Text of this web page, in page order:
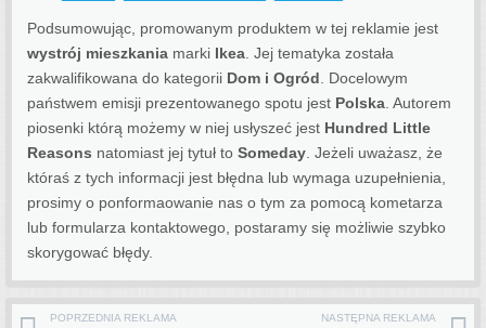
Podsumowując, promowanym produktem w tej reklamie jest
wystrój mieszkania marki Ikea . Jej tematyka została
zakwalifikowana do kategorii Dom i Ogród . Docelowym
państwem emisji prezentowanego spotu jest Polska Autorem
piosenki którą możemy w niej usłyszeć jest Hundred Little
Reasons natomiast jej tytuł to Someday . Jeżeli uważasz, że
któraś z tych informacji jest błędna lub wymaga uzupełnienia,
prosimy o ponformaowanie nas o tym za pomocą kometarza
lub formularza kontaktowego, postaramy się możliwie szybko
skorygować błędy.
POPRZEDNIA REKLAMA NASTĘPNA REKLAMA